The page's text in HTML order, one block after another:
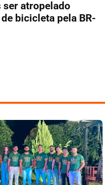
ser atropelado
bicicleta pela BR-